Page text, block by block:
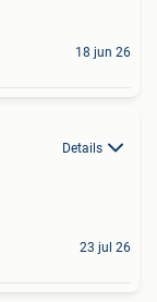
18 jun 26
Details
23 jul 26